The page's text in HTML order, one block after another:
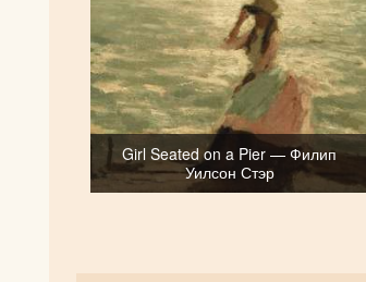
Girl Seated on a Pier — Филип
Уилсон Стэр